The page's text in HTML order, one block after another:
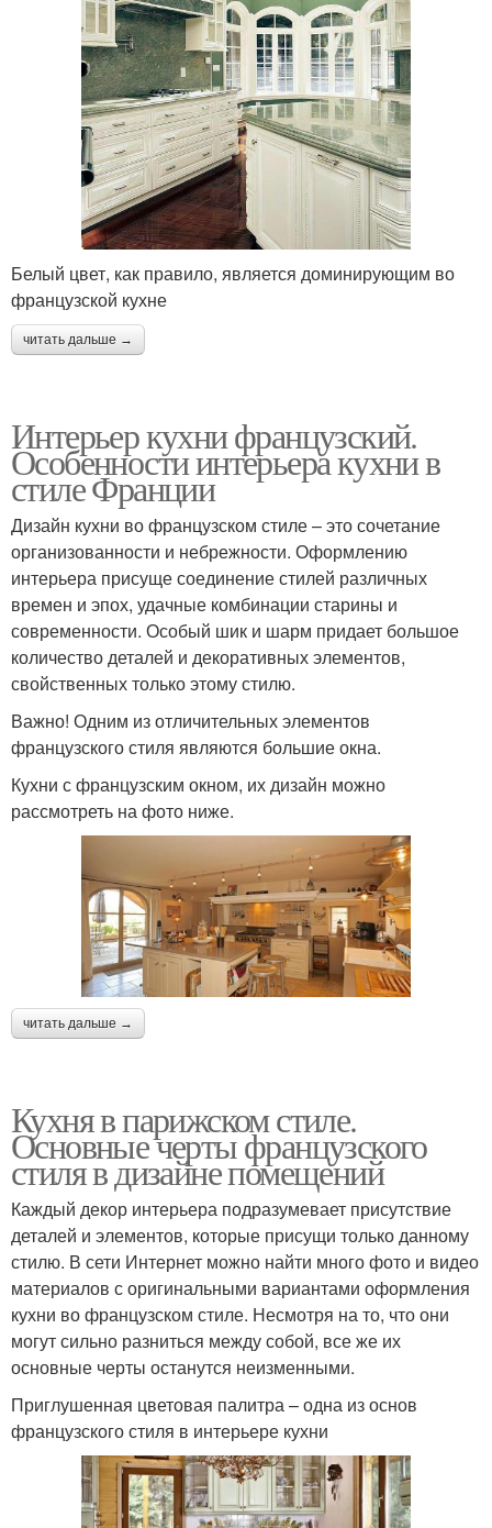
Белый цвет, как правило, является доминирующим во
французской кухне
читать дальше →
Интерьер кухни французский.
Особенности интерьера кухни в
стиле Франции
Дизайн кухни во французском стиле – это сочетание
организованности и небрежности. Оформлению
интерьера присуще соединение стилей различных
времен и эпох, удачные комбинации старины и
современности. Особый шик и шарм придает большое
количество деталей и декоративных элементов,
свойственных только этому стилю.
Важно! Одним из отличительных элементов
французского стиля являются большие окна.
Кухни с французским окном, их дизайн можно
рассмотреть на фото ниже.
читать дальше →
Кухня в парижском стиле.
Основные черты французского
стиля в дизайне помещений
Каждый декор интерьера подразумевает присутствие
деталей и элементов, которые присущи только данному
стилю. В сети Интернет можно найти много фото и видео
материалов с оригинальными вариантами оформления
кухни во французском стиле. Несмотря на то, что они
могут сильно разниться между собой, все же их
основные черты останутся неизменными.
Приглушенная цветовая палитра – одна из основ
французского стиля в интерьере кухни